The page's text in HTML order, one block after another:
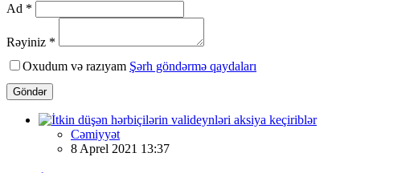
Ad *
Rəyiniz *
Oxudum və razıyam Şərh göndərmə qaydaları
Göndər
Cəmiyyət
8 Aprel 2021 13:37